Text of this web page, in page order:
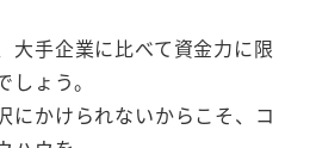
大手企業に比べて資金力に限
ょう。
にかけられないからこそ、コ